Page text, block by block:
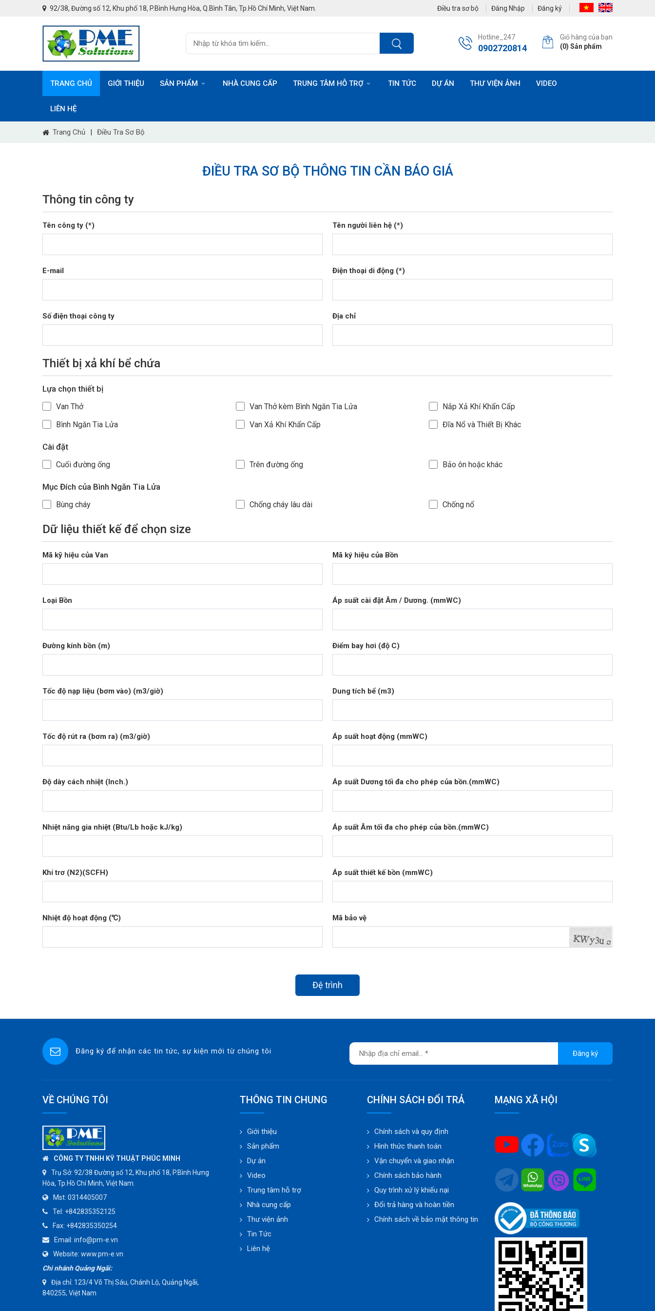
92/38, Đường số 12, Khu phố 18, P.Bình Hưng Hòa, Q.Bình Tân, Tp.Hồ Chí Minh, Việt Nam. Điều tra sơ bộ Đăng Nhập Đăng ký
Giỏ hàng của bạn
(0) Sản phẩm
Hotline_247
0902720814
TRANG CHỦ GIỚI THIỆU SẢN PHẨM NHÀ CUNG CẤP TRUNG TÂM HỖ TRỢ TIN TỨC DỰ ÁN THƯ VIỆN ẢNH VIDEO
LIÊN HỆ
Trang Chủ | Điều Tra Sơ Bộ
ĐIỀU TRA SƠ BỘ THÔNG TIN CẦN BÁO GIÁ
Thông tin công ty
Tên công ty (*) Tên người liên hệ (*)
E-mail Điện thoại di động (*)
Số điện thoại công ty Địa chỉ
Thiết bị xả khí bể chứa
Lựa chọn thiết bị
Van Thở Van Thở kèm Bình Ngăn Tia Lửa
Nắp Xả Khí Khẩn Cấp
Bình Ngăn Tia Lửa
Van Xả Khí Khẩn Cấp Đĩa Nổ và Thiết Bị Khác
Cài đặt
Cuối đường ống Trên đường ống Bảo ôn hoặc khác
Mục Đích của Bình Ngăn Tia Lửa
Bùng cháy Chống cháy lâu dài Chống nổ
Dữ liệu thiết kế để chọn size
Mã kỹ hiệu của Van Mã ký hiệu của Bồn
Loại Bồn Áp suất cài đặt Âm / Dương. (mmWC)
Đường kính bồn (m) Điểm bay hơi (độ C)
Tốc độ nạp liệu (bơm vào) (m3/giờ) Dung tích bể (m3)
Tốc độ rút ra (bơm ra) (m3/giờ) Áp suất hoạt động (mmWC)
Độ dày cách nhiệt (Inch.) Áp suất Dương tối đa cho phép của bồn.(mmWC)
Nhiệt năng gia nhiệt (Btu/Lb hoặc kJ/kg) Áp suất Âm tối đa cho phép của bồn.(mmWC)
Khí trơ (N2)(SCFH) Áp suất thiết kế bồn (mmWC)
Nhiệt độ hoạt động (℃) Mã bảo vệ
Đệ trình
Đăng ký để nhận các tin tức, sự kiện mới từ chúng tôi Đăng ký
VỀ CHÚNG TÔI
CÔNG TY TNHH KỸ THUẬT PHÚC MINH
Trụ Sở: 92/38 Đường số 12, Khu phố 18, P.Bình Hưng
Hòa, Tp.Hồ Chí Minh, Việt Nam.
Mst: 0314405007
Tel: +842835352125
Fax: +842835350254
Email: info@pm-e.vn
Website: www.pm-e.vn
Chi nhánh Quảng Ngãi:
Địa chỉ: 123/4 Võ Thị Sáu, Chánh Lộ, Quảng Ngãi,
840255, Việt Nam
THÔNG TIN CHUNG
Giới thiệu
Sản phẩm
Dự án
Video
Trung tâm hỗ trợ
Nhà cung cấp
Thư viện ảnh
Tin Tức
Liên hệ
CHÍNH SÁCH ĐỔI TRẢ
Chính sách và quy định
Hình thức thanh toán
Vận chuyển và giao nhận
Chính sách bảo hành
Quy trình xử lý khiếu nại
Đổi trả hàng và hoàn tiền
Chính sách về bảo mật thông tin
MẠNG XÃ HỘI